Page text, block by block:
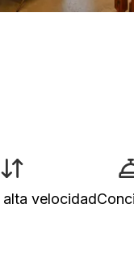
velocidad